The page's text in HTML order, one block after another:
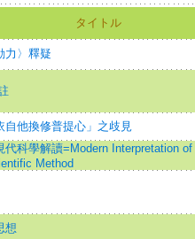
タイトル
力〉釋疑
自他換修普提心」之歧見
代科學解讀=Modern Interpretation
Method
想